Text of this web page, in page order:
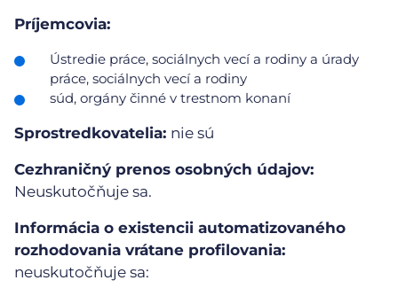
Príjemcovia:
Ústredie práce, sociálnych vecí a rodiny a úrady
práce, sociálnych vecí a rodiny
súd, orgány činné v trestnom konaní
Sprostredkovatelia: nie sú
Cezhraničný prenos osobných údajov:
Neuskutočňuje sa.
Informácia o existencii automatizovaného
rozhodovania vrátane profilovania:
neuskutočňuje sa: